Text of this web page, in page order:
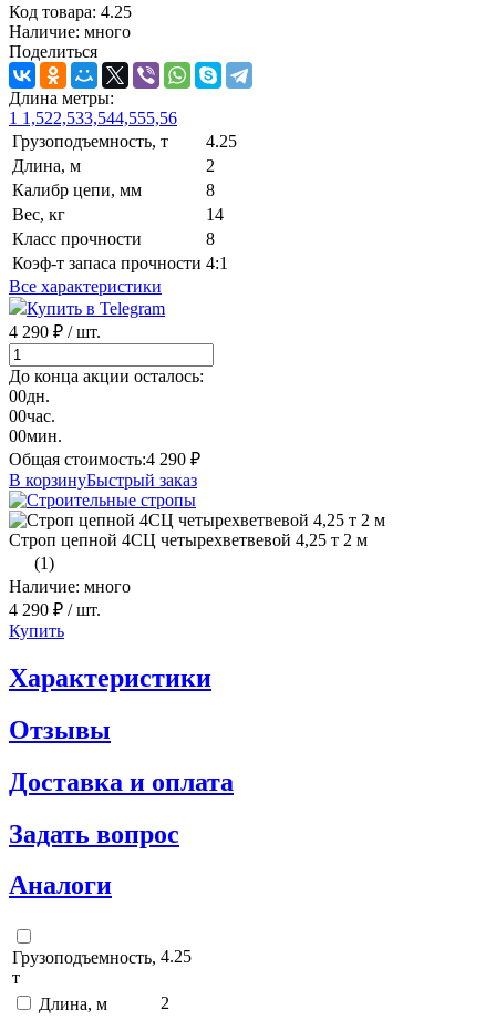
Код товара: 4.25
Наличие: много
Поделиться
Длина метры:
1 1,522,533,544,555,56
Грузоподъемность, т
4.25
Длина, м
2
Калибр цепи, мм
8
Вес, кг
14
Класс прочности
8
Коэф-т запаса прочности 4:1
Все характеристики
Купить в Telegram
4 290 ₽ / шт.
До конца акции осталось:
00дн.
00час.
00мин.
Общая стоимость:4 290 ₽
В корзинуБыстрый заказ
Строп цепной 4СЦ четырехветвевой 4,25 т 2 м
(1)
Наличие: много
4 290 ₽ / шт.
Купить
Характеристики
Отзывы
Доставка и оплата
Задать вопрос
Аналоги
Грузоподъемность,
т
4.25
Длина, м
2